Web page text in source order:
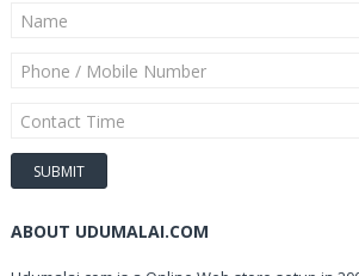
ABOUT UDUMALAI.COM